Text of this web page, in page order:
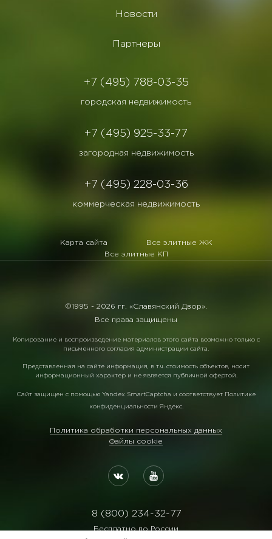
Новости
Партнеры
+7 (495) 788-03-35
городская недвижимость
+7 (495) 925-33-77
загородная недвижимость
+7 (495) 228-03-36
коммерческая недвижимость
Карта сайта
Все элитные ЖК
Все элитные КП
©1995 - 2026 гг. «Славянский Двор».
Все права защищены
Копирование и воспроизведение материалов этого сайта возможно только с
письменного согласия администрации сайта.
Представленная на сайте информация, в т.ч. стоимость объектов, носит
информационный характер и не является публичной офертой.
Сайт защищен с помощью Yandex SmartCaptcha и соответствует Политике
конфиденциальности Яндекс.
Политика обработки персональных данных
Файлы cookie
8 (800) 234-32-77
Бесплатно по России